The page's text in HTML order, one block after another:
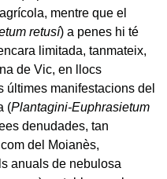
mentre que el
retusí) a penes hi té
limitada, tanmateix,
de Vic, en llocs
últimes manifestacions del
(Plantagini-Euphrasietum
denudades, tan
del Moianès,
anuals de nebulosa